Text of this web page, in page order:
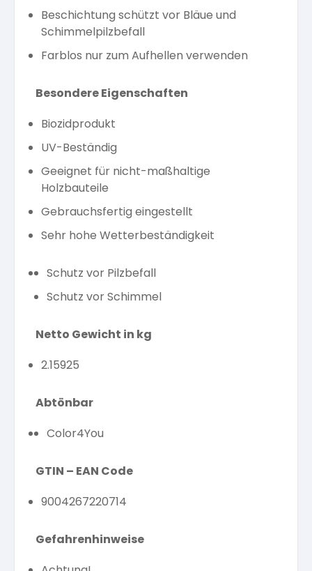
Beschichtung schützt vor Bläue und
Schimmelpilzbefall
Farblos nur zum Aufhellen verwenden
Besondere Eigenschaften
Biozidprodukt
UV-Beständig
Geeignet für nicht-maßhaltige
Holzbauteile
Gebrauchsfertig eingestellt
Sehr hohe Wetterbeständigkeit
Schutz vor Pilzbefall
Schutz vor Schimmel
Netto Gewicht in kg
2.15925
Abtönbar
Color4You
GTIN – EAN Code
9004267220714
Gefahrenhinweise